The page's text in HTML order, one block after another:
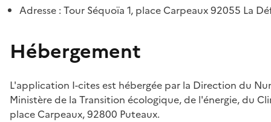
Adresse : Tour Séquoïa 1, place Carpeaux 92055 La
Hébergement
L'application I-cites est hébergée par la Direction du
Ministère de la Transition écologique, de l'énergie, du
place Carpeaux, 92800 Puteaux.